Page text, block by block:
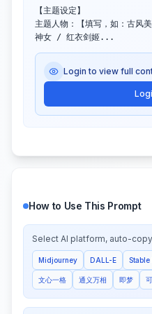
【主题设定】
主题人物：【填写，如：古
神女 / 红衣剑姬...
Login to view full
How to Use This Prompt
Select AI platform, auto-
Midjourney DALL-E
文心一格 通义万相 即梦